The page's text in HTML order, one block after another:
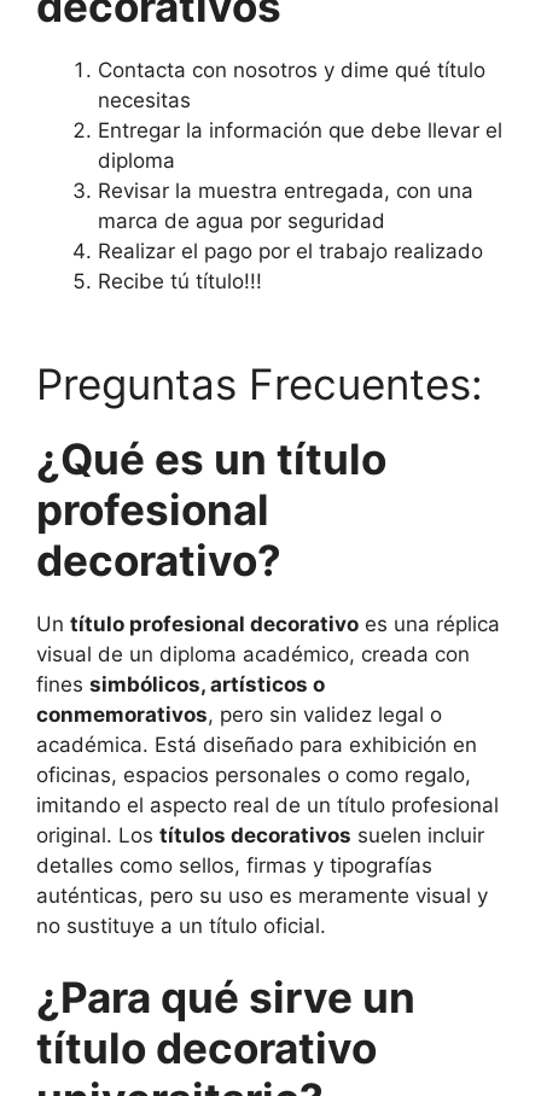
Contacta con nosotros y dime qué título
necesitas
Entregar la información que debe llevar el
diploma
Revisar la muestra entregada, con una
marca de agua por seguridad
Realizar el pago por el trabajo realizado
Recibe tú título!!!
Preguntas Frecuentes:
¿Qué es un título
profesional
decorativo?
Un título profesional decorativo es una réplica
visual de un diploma académico, creada con
fines simbólicos, artísticos o
conmemorativos, pero sin validez legal o
académica. Está diseñado para exhibición en
oficinas, espacios personales o como regalo,
imitando el aspecto real de un título profesional
original. Los títulos decorativos suelen incluir
detalles como sellos, firmas y tipografías
auténticas, pero su uso es meramente visual y
no sustituye a un título oficial.
¿Para qué sirve un
título decorativo